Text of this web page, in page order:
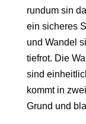
rundum sin
ein sicheres
und Wandel
tiefrot. Die
sind
kommt in
Grund und